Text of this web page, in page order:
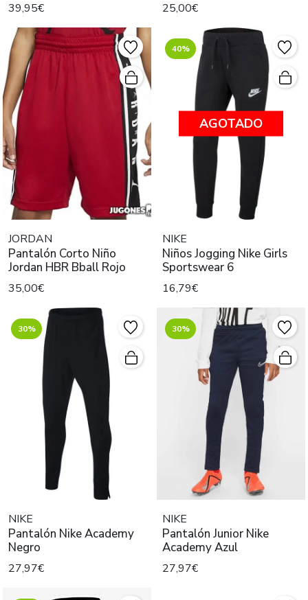
39,95€ 25,00€
JORDAN
Pantalón Corto Niño
Jordan HBR Bball Rojo
35,00€
40%
AGOTADO
NIKE
Niños Jogging Nike Girls
Sportswear 6
16,79€
30%
NIKE
Pantalón Nike Academy
Negro
27,97€
30%
NIKE
Pantalón Junior Nike
Academy Azul
27,97€